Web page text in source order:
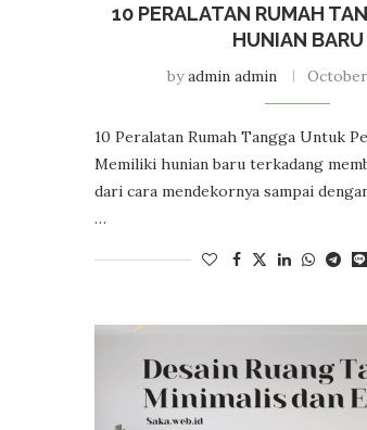
10 PERALATAN RUMAH
HUNIAN BARU
byadmin admin October
10 Peralatan Rumah Tangga Untuk
Memiliki hunian baru terkadang
dari cara mendekornya sampai
…